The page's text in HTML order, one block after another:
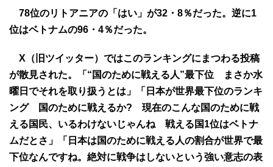
78位のリトアニアの「はい」が32・8％だった。逆に1
位はベトナムの96・4％だった。
X（旧ツイッター）ではこのランキングにまつわる投稿
が散見された。「“国のために戦える人”最下位 まさか水
曜日でそれを取り扱うとは」「日本が世界最下位のランキ
ング 国のために戦えるか? 現在のこんな国のために戦
える国民、いるわけないじゃんね 戦える国1位はベトナ
ムだとさ」「日本は国のために戦える人の割合が世界で最
下位なんですね。絶対に戦争はしないという強い意志の表